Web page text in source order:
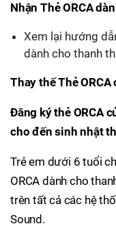
Nhận Thẻ ORCA
Xem lại hướng
dành cho thanh
Thay thế Thẻ
Đăng ký thẻ ORCA
cho đến sinh nhật
Trẻ em dưới 6 tuổi
ORCA dành cho
trên tất cả các hệ
Sound.